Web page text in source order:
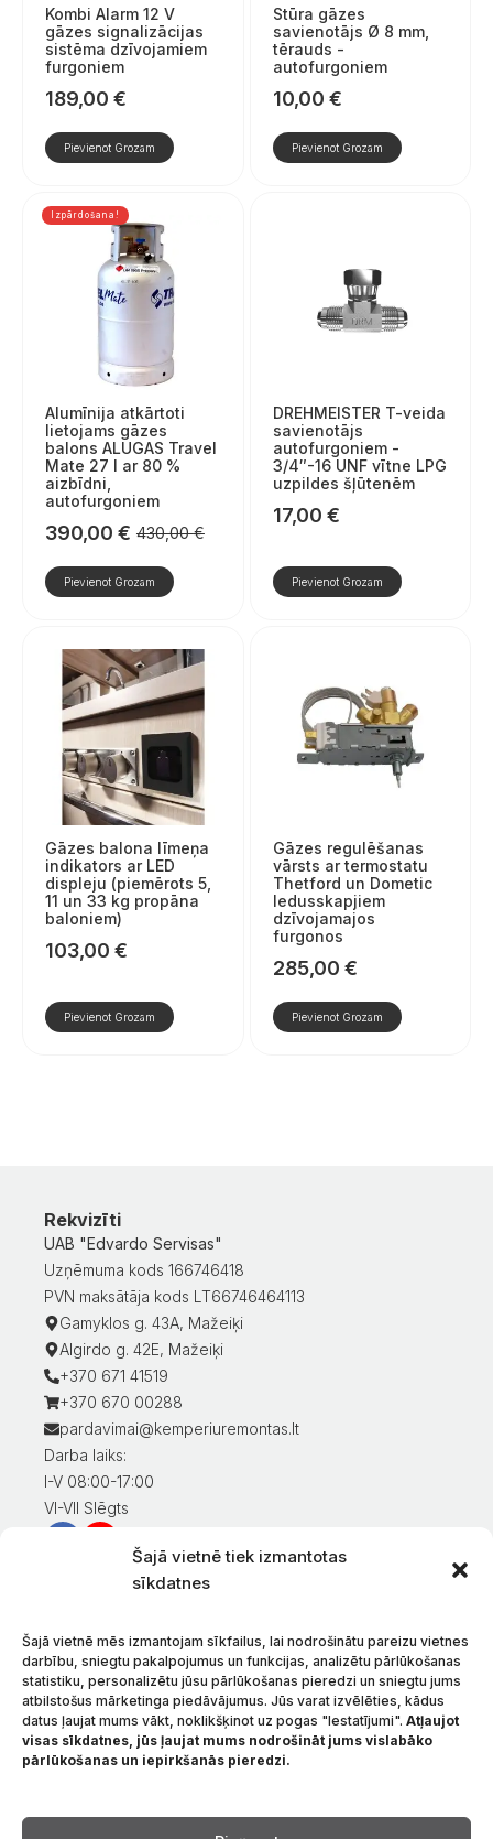
Šajā vietnē tiek izmantotas
sīkdatnes
Šajā vietnē mēs izmantojam sīkfailus, lai nodrošinātu pareizu vietnes
darbību, sniegtu pakalpojumus un funkcijas, analizētu pārlūkošanas
statistiku, personalizētu jūsu pārlūkošanas pieredzi un sniegtu jums
atbilstošus mārketinga piedāvājumus. Jūs varat izvēlēties, kādus
datus ļaujat mums vākt, noklikšķinot uz pogas "Iestatījumi". Atļaujot
visas sīkdatnes, jūs ļaujat mums nodrošināt jums vislabāko
pārlūkošanas un iepirkšanās pieredzi.
Kombi Alarm 12 V
gāzes signalizācijas
sistēma dzīvojamiem
furgoniem
189,00 €
Pievienot Grozam
Stūra gāzes
savienotājs Ø 8 mm,
tērauds -
autofurgoniem
10,00 €
Pievienot Grozam
Izpārdošana!
Alumīnija atkārtoti
lietojams gāzes
balons ALUGAS Travel
Mate 27 l ar 80 %
aizbīdni,
autofurgoniem
430,00€
Sākotnējā
cena
bija:
390,00 €
Pašreizējā
cena
ir:
Pievienot Grozam
DREHMEISTER T-veida
savienotājs
autofurgoniem -
3/4″-16 UNF vītne LPG
uzpildes šļūtenēm
17,00 €
Pievienot Grozam
Gāzes balona līmeņa
indikators ar LED
displeju (piemērots 5,
11 un 33 kg propāna
baloniem)
103,00 €
Pievienot Grozam
Gāzes regulēšanas
vārsts ar termostatu
Thetford un Dometic
ledusskapjiem
dzīvojamajos
furgonos
285,00 €
Pievienot Grozam
Rekvizīti
UAB "Edvardo Servisas"
Uzņēmuma kods 166746418
PVN maksātāja kods LT66746464113
Gamyklos g. 43A, Mažeiķi
Algirdo g. 42E, Mažeiķi
+370 671 41519
+370 670 00288
pardavimai@kemperiuremontas.lt
Darba laiks:
I-V 08:00-17:00
VI-VII Slēgts
Informācija klientiem
Preču piegāde
Preču atgriešana
Nosacījumi un noteikumi
Konfidencialitātes politika
Par mums
Valoda